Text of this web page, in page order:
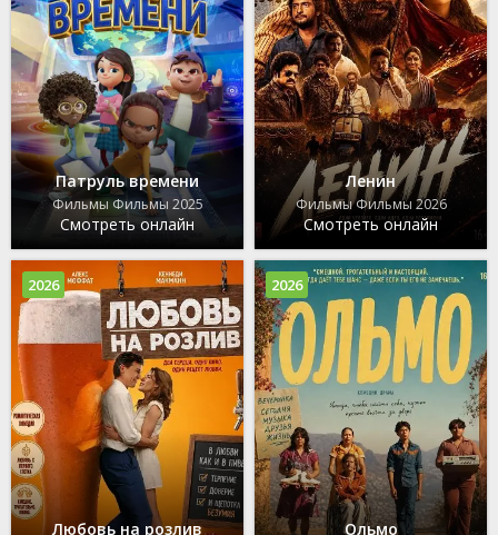
Патруль времени
Фильмы Фильмы 2025
Смотреть онлайн
Ленин
Фильмы Фильмы 2026
Смотреть онлайн
Любовь на розлив
2026
Ольмо
2026